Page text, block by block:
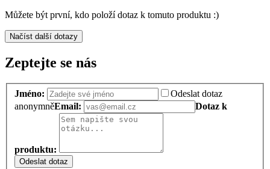
Můžete být první, kdo položí dotaz k tomuto produktu :)
Načíst další dotazy
Zeptejte se nás
Jméno:
Odeslat dotaz
anonymněEmail: Dotaz k
produktu:
Odeslat dotaz